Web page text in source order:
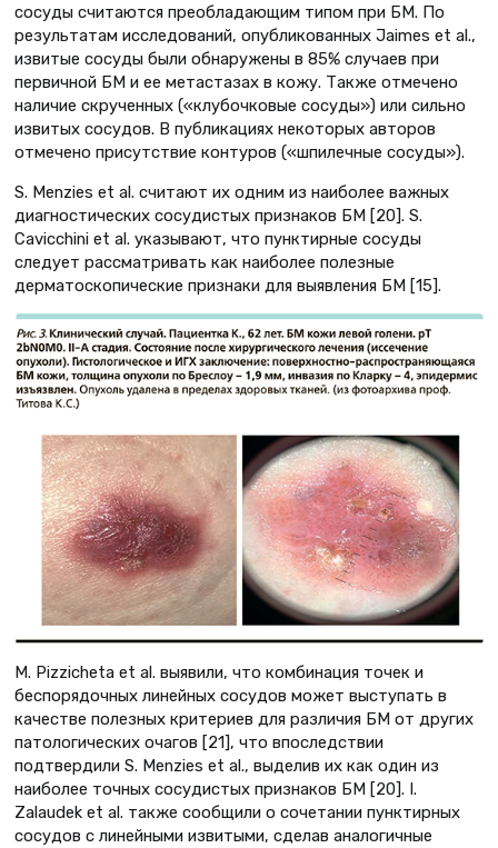
сосуды считаются преобладающим типом при БM. По
результатам исследований, опубликованных Jaimes et al.,
извитые сосуды были обнаружены в 85% случаев при
первичной БM и ее метастазах в кожу. Также отмечено
наличие скрученных («клубочковые сосуды») или сильно
извитых сосудов. В публикациях некоторых авторов
отмечено присутствие контуров («шпилечные сосуды»).
S. Menzies et al. считают их одним из наиболее важных
диагностических сосудистых признаков БM [20]. S.
Cavicchini et al. указывают, что пунктирные сосуды
следует рассматривать как наиболее полезные
дерматоскопические признаки для выявления БМ [15].
M. Pizzicheta et al. выявили, что комбинация точек и
беспорядочных линейных сосудов может выступать в
качестве полезных критериев для различия БM от других
патологических очагов [21], что впоследствии
подтвердили S. Menzies et al., выделив их как один из
наиболее точных сосудистых признаков БM [20]. I.
Zalaudek et al. также сообщили о сочетании пунктирных
сосудов с линейными извитыми, сделав аналогичные